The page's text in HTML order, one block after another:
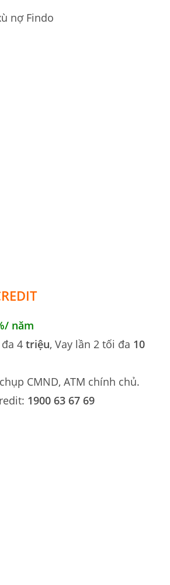
nợ Findo
năm
4 triệu, Vay lần 2 tối đa 10
CMND, ATM chính chủ.
1900 63 67 69